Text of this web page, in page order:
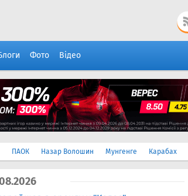
Фото Відео
ПАОК Назар Волошин Мунгенге Карабах